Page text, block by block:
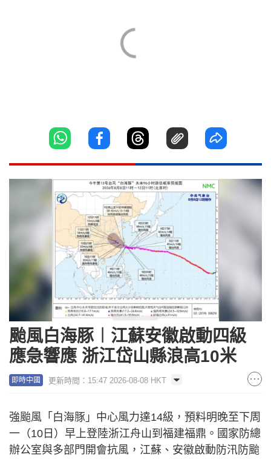
颱風白海豚︱江蘇安徽啟動四級
應急響應 浙江岱山縣浪高10米
即時中國 更新時間：15:47 2026-08-08 HKT
強颱風「白海豚」中心風力達14級，預料明晚至下周
一（10日）早上登陸浙江舟山到福建福鼎。國家防總
辦公室與多部門開會抗風，江蘇、安徽啟動防汛防颱